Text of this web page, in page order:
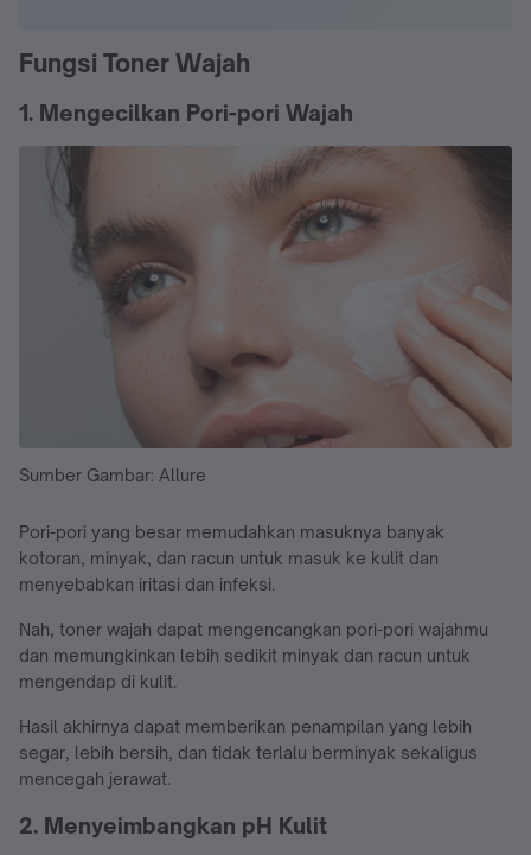
Fungsi Toner Wajah
1. Mengecilkan Pori-pori Wajah
Sumber Gambar: Allure
Pori-pori yang besar memudahkan masuknya banyak
kotoran, minyak, dan racun untuk masuk ke kulit dan
menyebabkan iritasi dan infeksi.
Nah, toner wajah dapat mengencangkan pori-pori wajahmu
dan memungkinkan lebih sedikit minyak dan racun untuk
mengendap di kulit.
Hasil akhirnya dapat memberikan penampilan yang lebih
segar, lebih bersih, dan tidak terlalu berminyak sekaligus
mencegah jerawat.
2. Menyeimbangkan pH Kulit